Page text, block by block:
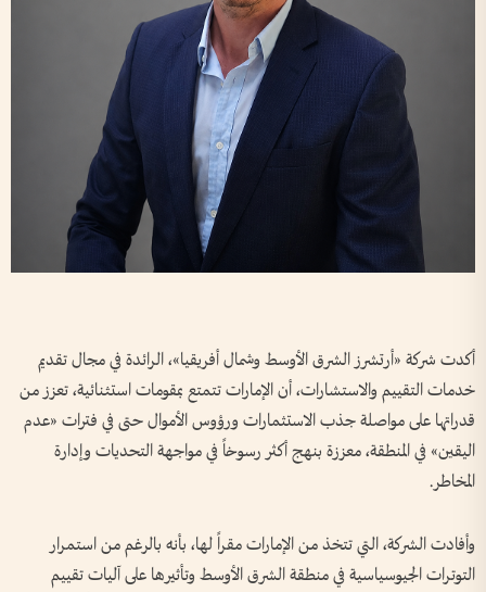
أكدت شركة «أرتشرز الشرق الأوسط وشمال أفريقيا»، الرائدة في مجال تقديم
خدمات التقييم والاستشارات، أن الإمارات تتمتع بمقومات استثنائية، تعزز من
قدراتها على مواصلة جذب الاستثمارات ورؤوس الأموال حتى في فترات «عدم
اليقين» في المنطقة، معززة بنهج أكثر رسوخاً في مواجهة التحديات وإدارة
المخاطر.
وأفادت الشركة، التي تتخذ من الإمارات مقراً لها، بأنه بالرغم من استمرار
التوترات الجيوسياسية في منطقة الشرق الأوسط وتأثيرها على آليات تقييم